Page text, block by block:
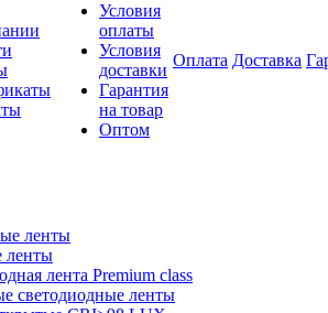
Условия
оплаты
Условия
доставки
Гарантия
на товар
Оптом
Оплата Доставка
ленты
лента Premium class
светодиодные ленты